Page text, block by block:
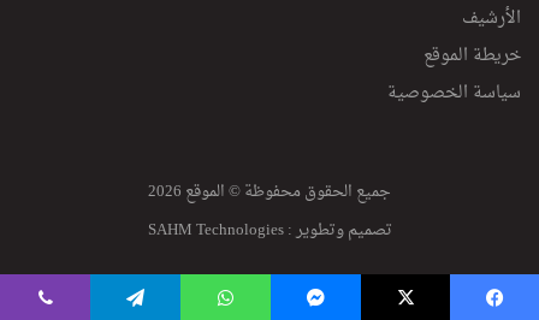
الأرشيف
خريطة الموقع
سياسة الخصوصية
جميع الحقوق محفوظة © الموقع 2026
تصميم وتطوير :SAHM Technologies